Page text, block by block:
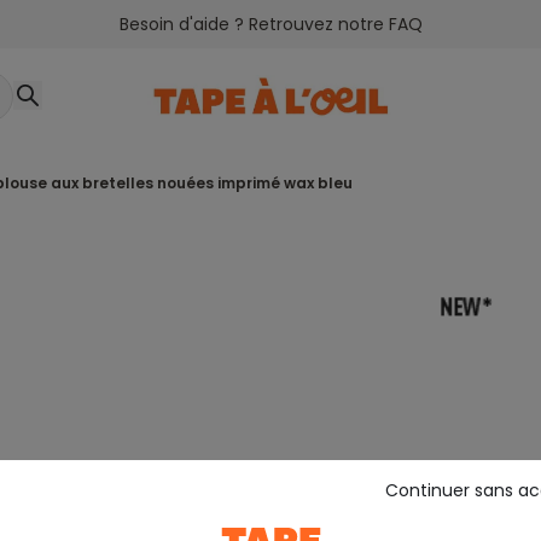
Besoin d'aide ? Retrouvez notre FAQ
aux bretelles nouées imprimé wax bleu
Continuer sans